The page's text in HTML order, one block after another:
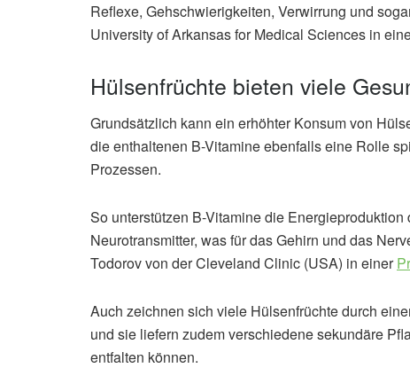
Reflexe, Gehschwierigkeiten, Verwirrung und
University of Arkansas for Medical Sciences in
Hülsenfrüchte bieten viele
Grundsätzlich kann ein erhöhter Konsum von
die enthaltenen B-Vitamine ebenfalls eine Rolle
Prozessen.
So unterstützen B-Vitamine die
Neurotransmitter, was für das Gehirn und das
Todorov von der Cleveland Clinic (USA) in einer
Auch zeichnen sich viele Hülsenfrüchte durch
und sie liefern zudem verschiedene sekundäre
entfalten können.